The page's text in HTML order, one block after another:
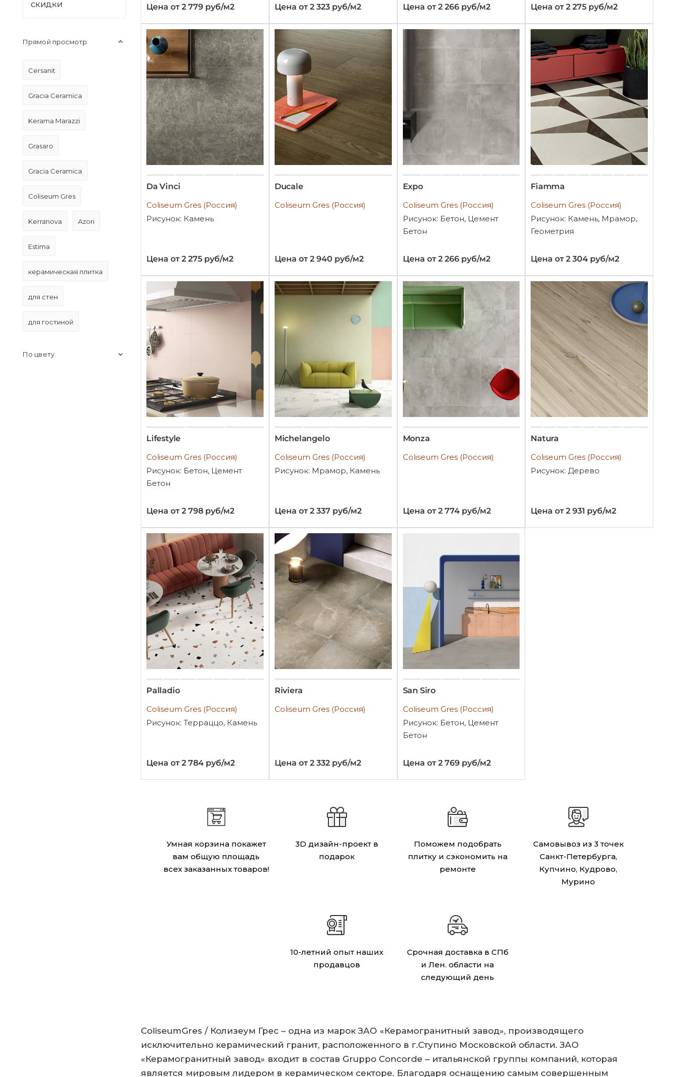
СКИДКИ
Прямой просмотр
Cersanit
Gracia Ceramica
Kerama Marazzi
Grasaro
Gracia Ceramica
Coliseum Gres
Kerranova Azori
Estima
керамическая плитка
для стен
для гостиной
По цвету
Цена от 2 779 руб/м2 Цена от 2 323 руб/м2 Цена от 2 266 руб/м2 Цена от 2 275 руб/м2
Da Vinci
Coliseum Gres (Россия)
Рисунок: Камень
Цена от 2 275 руб/м2
Ducale
Coliseum Gres (Россия)
Цена от 2 940 руб/м2
Expo
Coliseum Gres (Россия)
Рисунок: Бетон, Цемент
Бетон
Цена от 2 266 руб/м2
Fiamma
Coliseum Gres (Россия)
Рисунок: Камень, Мрамор,
Геометрия
Цена от 2 304 руб/м2
Lifestyle
Coliseum Gres (Россия)
Рисунок: Бетон, Цемент
Бетон
Цена от 2 798 руб/м2
Michelangelo
Coliseum Gres (Россия)
Рисунок: Мрамор, Камень
Цена от 2 337 руб/м2
Monza
Coliseum Gres (Россия)
Цена от 2 774 руб/м2
Natura
Coliseum Gres (Россия)
Рисунок: Дерево
Цена от 2 931 руб/м2
Palladio
Coliseum Gres (Россия)
Рисунок: Терраццо, Камень
Цена от 2 784 руб/м2
Riviera
Coliseum Gres (Россия)
Цена от 2 332 руб/м2
San Siro
Coliseum Gres (Россия)
Рисунок: Бетон, Цемент
Бетон
Цена от 2 769 руб/м2
Умная корзина покажет
вам общую площадь
всех заказанных товаров!
3D дизайн-проект в
подарок
Поможем подобрать
плитку и сэкономить на
ремонте
Самовывоз из 3 точек
Санкт-Петербурга,
Купчино, Кудрово,
Мурино
10-летний опыт наших
продавцов
Срочная доставка в СПб
и Лен. области на
следующий день
ColiseumGres / Колизеум Грес – одна из марок ЗАО «Керамогранитный завод», производящего
исключительно керамический гранит, расположенного в г.Ступино Московской области. ЗАО
«Керамогранитный завод» входит в состав Gruppo Concorde – итальянской группы компаний, которая
является мировым лидером в керамическом секторе. Благодаря оснащению самым совершенным